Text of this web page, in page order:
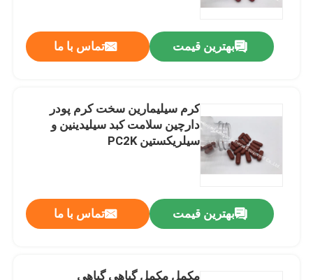
خانه
بهترین قیمت تماس با ما
کرم سیلیمارین سخت کرم پودر
دارچین سلامت کبد سیلیدینین و
سیلریکستین PC2K
بهترین قیمت تماس با ما
مکمل مکمل گیاهی گیاهی